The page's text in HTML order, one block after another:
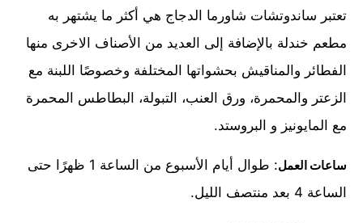
تعتبر ساندوتشات شاورما الدجاج هي أكثر ما يشتهر به
مطعم خندلة بالإضافة إلى العديد من الأصناف الاخرى منها
الفطائر والمناقيش بحشواتها المختلفة وخصوصًا اللبنة مع
الزعتر والمحمرة، ورق العنب، التبولة، البطاطس المحمرة
مع المايونيز و البروستد.
ساعات العمل
: طوال أيام الأسبوع من الساعة 1 ظهرًا حتى
الساعة 4 بعد منتصف الليل.